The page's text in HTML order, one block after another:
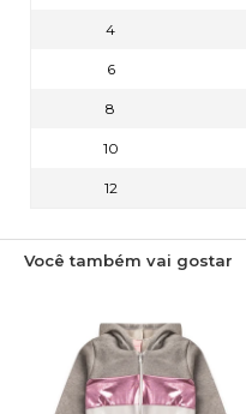
4
6
8
10
12
Você também vai gostar